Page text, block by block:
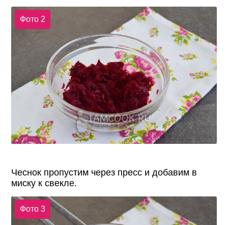
Фото 2
Чеснок пропустим через пресс и добавим в
миску к свекле.
Фото 3